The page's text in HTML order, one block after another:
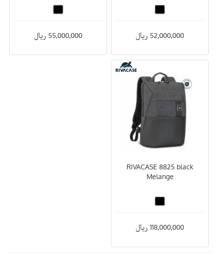
52,000,000 ریال 55,000,000 ریال
RIVACASE 8825 black
Melange
118,000,000 ریال